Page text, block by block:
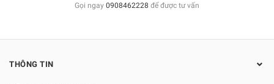
Gọi ngay 0908462228 để được tư vấn
THÔNG TIN